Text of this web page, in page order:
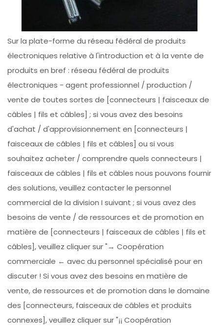
Sur la plate-forme du réseau fédéral de produits
électroniques relative à l'introduction et à la vente de
produits en bref : réseau fédéral de produits
électroniques - agent professionnel / production /
vente de toutes sortes de [connecteurs | faisceaux de
câbles | fils et câbles] ; si vous avez des besoins
d'achat / d'approvisionnement en [connecteurs |
faisceaux de câbles | fils et câbles] ou si vous
souhaitez acheter / comprendre quels connecteurs |
faisceaux de câbles | fils et câbles nous pouvons fournir
des solutions, veuillez contacter le personnel
commercial de la division I suivant ; si vous avez des
besoins de vente / de ressources et de promotion en
matière de [connecteurs | faisceaux de câbles | fils et
câbles], veuillez cliquer sur "→ Coopération
commerciale ← avec du personnel spécialisé pour en
discuter ! Si vous avez des besoins en matière de
vente, de ressources et de promotion dans le domaine
des [connecteurs, faisceaux de câbles et produits
connexes], veuillez cliquer sur "¡¡ Coopération